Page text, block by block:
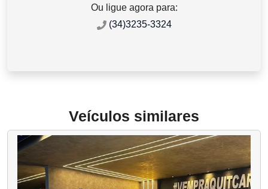
Ou ligue agora para:
(34)3235-3324
Veículos similares